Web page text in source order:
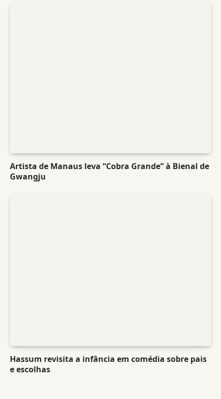
Artista de Manaus leva “Cobra Grande” à Bienal de
Gwangju
Hassum revisita a infância em comédia sobre pais
e escolhas